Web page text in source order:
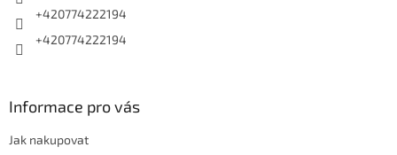
+420774222194
+420774222194
Informace pro vás
Jak nakupovat